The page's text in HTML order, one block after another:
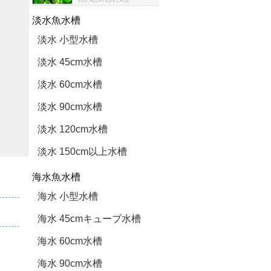
淡水魚水槽
淡水 小型水槽
淡水 45cm水槽
淡水 60cm水槽
淡水 90cm水槽
淡水 120cm水槽
淡水 150cm以上水槽
海水魚水槽
海水 小型水槽
海水 45cmキューブ水槽
海水 60cm水槽
海水 90cm水槽